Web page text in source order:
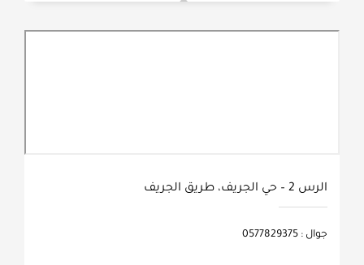
الرس 2 – حي الجريف، طريق الجريف
جوال : 0577829375